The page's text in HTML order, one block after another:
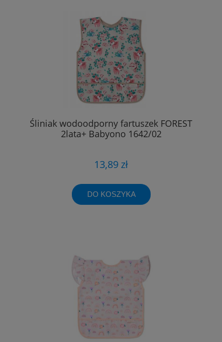
Śliniak wodoodporny fartuszek FOREST
2lata+ Babyono 1642/02
13,89 zł
DO KOSZYKA